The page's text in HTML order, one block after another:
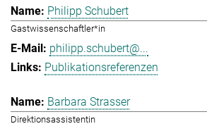
Philipp Schubert
Gastwissenschaftler*in
philipp.schubert@...
Publikationsreferenzen
Barbara Strasser
Direktionsassistentin